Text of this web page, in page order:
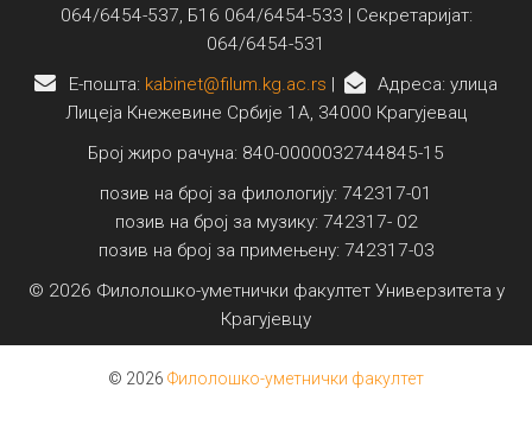
064/6454-537, Б16 064/6454-533 | Секретаријат:
064/6454-531
E-пошта: kabinet@filum.kg.ac.rs
Адреса: улица
Лицеја Кнежевине Србије 1А, 34000 Крагујевац
Број жиро рачуна: 840-0000032744845-15
позив на број за филологију: 742317-01
позив на број за музику: 742317- 02
позив на број за примењену: 742317-03
© 2026 Филолошко-уметнички факултет Универзитета у
Крагујевцу
© 2026 Филолошко-уметнички факултет